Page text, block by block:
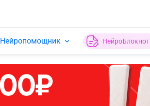
Нейропомощник НейроБлокнот